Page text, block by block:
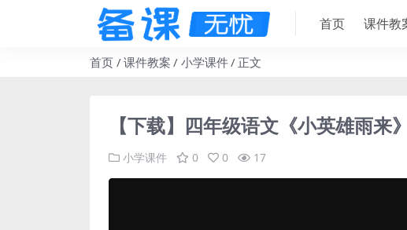
首页 课件教
首页 课件教案 小学课件 正文
【下载】四年级语文《小英雄雨来
小学课件 0 0 17